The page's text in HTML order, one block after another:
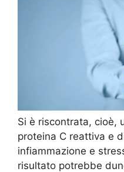
Si è riscontrata, cioè,
proteina C reattiva e
infiammazione e
risultato potrebbe